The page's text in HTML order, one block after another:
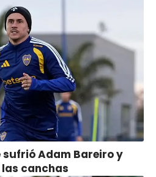
sufrió Adam Bareiro y
canchas